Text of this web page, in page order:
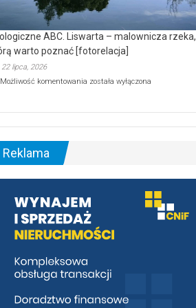
ABC. Liswarta – malownicza rzeka,
warto poznać [fotorelacja]
22 lipca, 2026
Możliwość komentowania Ekologiczne
–
malownicza
[fotorelacja]
została wyłączona
Reklama